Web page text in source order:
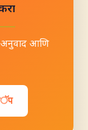
अनुवाद आणि